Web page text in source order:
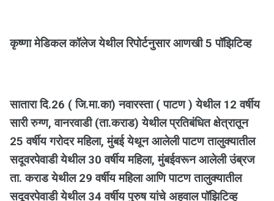
कृष्णा मेडिकल कॉलेज येथील रिपोर्टनुसार आणखी 5 पॉझिटिव्ह
सातारा दि.26 ( जि.मा.का) नवारस्ता ( पाटण ) येथील 12 वर्षीय
सारी रुग्ण, वानरवाडी (ता.कराड) येथील प्रतिबंधित क्षेत्रातून
25 वर्षीय गरोदर महिला, मुंबई येथून आलेली पाटण तालुक्यातील
सदूवरपेवाडी येथील 30 वर्षीय महिला, मुंबईवरून आलेली उंब्रज
ता. कराड येथील 29 वर्षीय महिला आणि पाटण तालुक्यातील
सदूवरपेवाडी येथील 34 वर्षीय पुरुष यांचे अहवाल पॉझिटिव्ह